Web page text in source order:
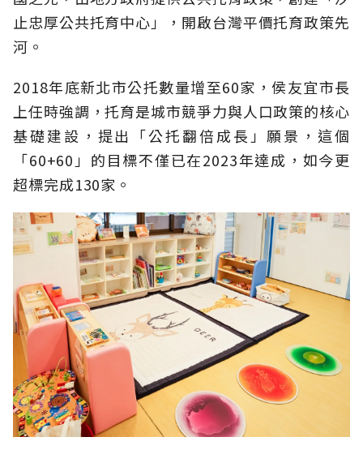
止忠厚公共托育中心」，開啟台灣平價托育政策先
河。
2018年底新北市公托數量增至60家，侯友宜市長
上任時強調，托育是城市競爭力與人口政策的核心
基礎建設，提出「公托翻倍成長」願景，這個
「60+60」的目標不僅已在2023年達成，如今更
超標完成130家。